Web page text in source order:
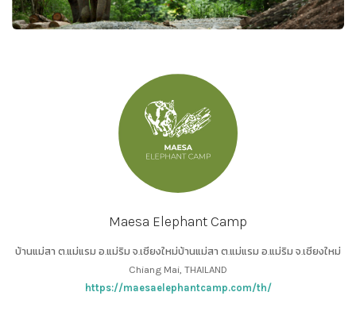
Maesa Elephant Camp
บ้านแม่สา ต.แม่แรม อ.แม่ริม จ.เชียงใหม่บ้านแม่สา ต.แม่แรม อ.แม่ริม จ.เชียงใหม่
Chiang Mai, THAILAND
https://maesaelephantcamp.com/th/